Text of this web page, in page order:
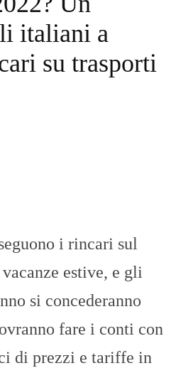
italiani a
su trasporti
i rincari sul
estive, e gli
si concederanno
fare i conti con
di prezzi e tariffe in